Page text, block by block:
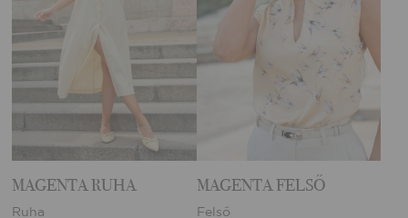
MAGENTA RUHA
Ruha
MAGENTA FELSŐ
Felső